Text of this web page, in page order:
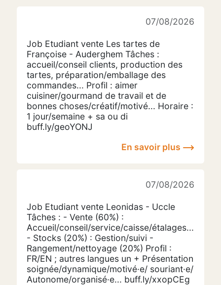
07/08/2026
Job Etudiant vente Les tartes de
Françoise - Auderghem Tâches :
accueil/conseil clients, production des
tartes, préparation/emballage des
commandes... Profil : aimer
cuisiner/gourmand de travail et de
bonnes choses/créatif/motivé... Horaire :
1 jour/semaine + sa ou di
buff.ly/geoYONJ
En savoir plus
07/08/2026
Job Etudiant vente Leonidas - Uccle
Tâches : - Vente (60%) :
Accueil/conseil/service/caisse/étalages...
- Stocks (20%) : Gestion/suivi -
Rangement/nettoyage (20%) Profil :
FR/EN ; autres langues un + Présentation
soignée/dynamique/motivé·e/ souriant·e/
Autonome/organisé·e... buff.ly/xxopCEg